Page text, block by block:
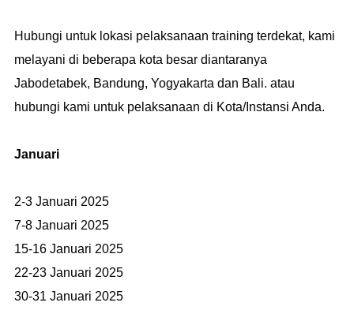
Hubungi untuk lokasi pelaksanaan training terdekat, kami
melayani di beberapa kota besar diantaranya
Jabodetabek, Bandung, Yogyakarta dan Bali. atau
hubungi kami untuk pelaksanaan di Kota/Instansi Anda.
Januari
2-3 Januari 2025
7-8 Januari 2025
15-16 Januari 2025
22-23 Januari 2025
30-31 Januari 2025